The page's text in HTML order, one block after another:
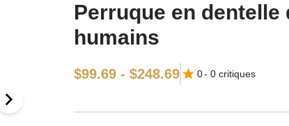
Perruque en dentelle
humains
$99.69 - $248.69 0- 0 critiques